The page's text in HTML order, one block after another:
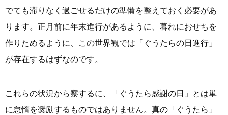
でても滞りなく過ごせるだけの準備を整えておく必要があ
ります。正月前に年末進行があるように、暮れにおせちを
作りためるように、この世界観では「ぐうたらの日進行」
が存在するはずなのです。
これらの状況から察するに、「ぐうたら感謝の日」とは単
に怠惰を奨励するものではありません。真の「ぐうたら」